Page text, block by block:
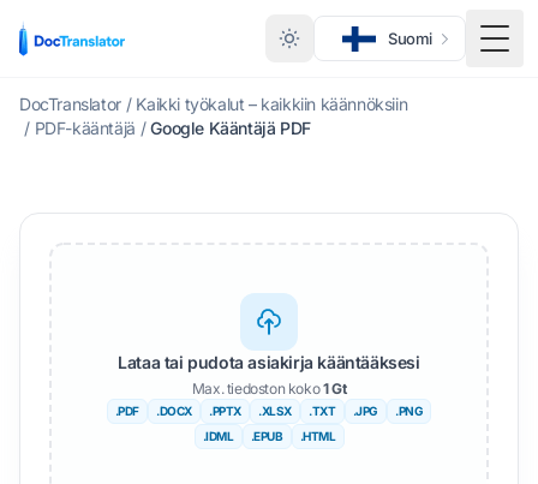
Suomi
DocTranslator / Kaikki työkalut – kaikkiin käännöksiin
/ PDF-kääntäjä / Google Kääntäjä PDF
Lataa tai pudota asiakirja kääntääksesi
Max. tiedoston koko1 Gt
.PDF .DOCX .PPTX .XLSX .TXT .JPG
.PNG
.IDML
.EPUB .HTML